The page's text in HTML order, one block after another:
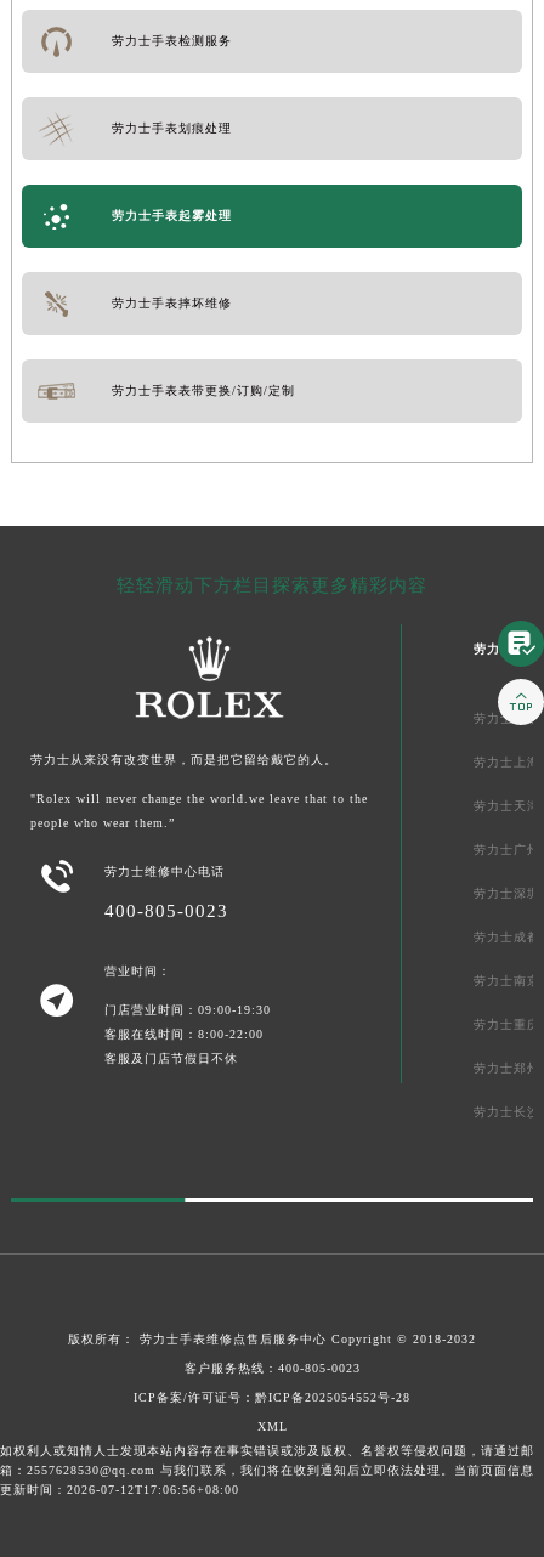
劳力士手表检测服务
劳力士手表划痕处理
劳力士手表起雾处理
劳力士手表摔坏维修
劳力士手表表带更换/订购/定制
轻轻滑动下方栏目探索更多精彩内容
劳力士从来没有改变世界，而是把它留给戴它的人。
"Rolex will never change the world.we leave that to the
people who wear them.”
 劳力士维修中心电话
400-805-0023

营业时间：
门店营业时间：09:00-19:30
客服在线时间：8:00-22:00
客服及门店节假日不休
劳力士中国
劳力士北京
劳力士上海
劳力士天津
劳力士广州
劳力士深圳
劳力士成都
劳力士南京
劳力士重庆
劳力士郑州
劳力士长沙
版权所有： 劳力士手表维修点售后服务中心 Copyright © 2018-2032
客户服务热线： 400-805-0023
ICP备案/许可证号： 黔ICP备2025054552号-28
XML
如权利人或知情人士发现本站内容存在事实错误或涉及版权、名誉权等侵权问题，请通过邮
箱：2557628530@qq.com 与我们联系，我们将在收到通知后立即依法处理。当前页面信息
更新时间：2026-07-12T17:06:56+08:00

